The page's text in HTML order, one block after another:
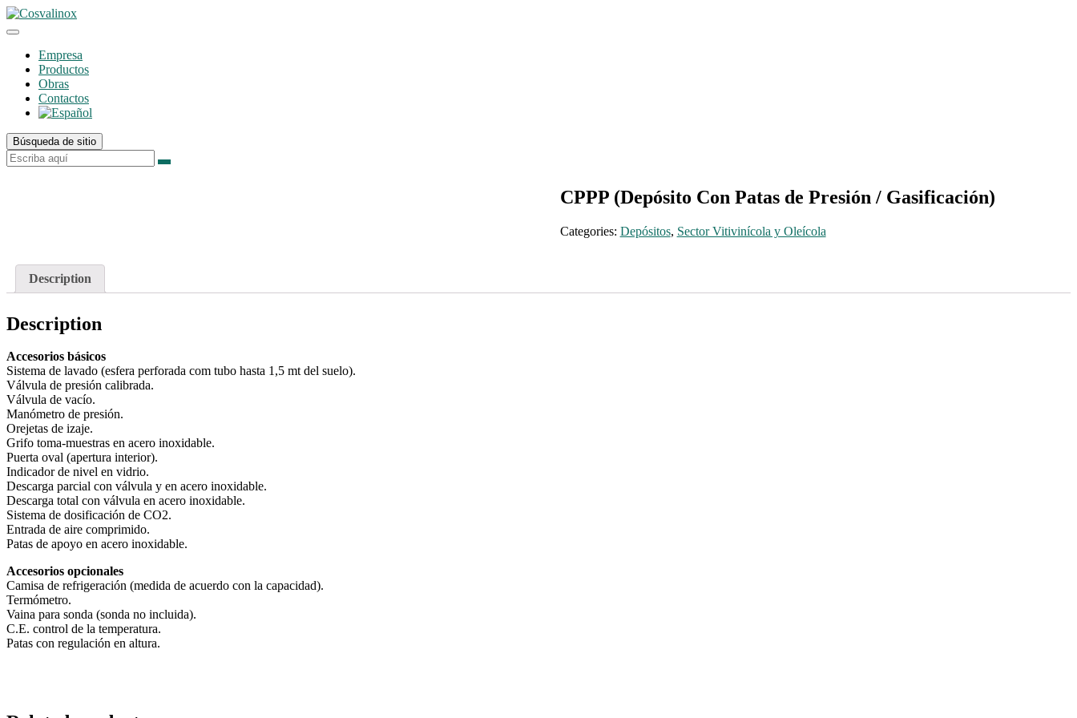
Empresa
Productos
Obras
Contactos
Búsqueda de sitio
CPPP (Depósito Con Patas de Presión / Gasificación)
Categories: Depósitos, Sector Vitivinícola y Oleícola
Description
Description
Accesorios básicos
Sistema de lavado (esfera perforada com tubo hasta 1,5 mt del suelo).
Válvula de presión calibrada.
Válvula de vacío.
Manómetro de presión.
Orejetas de izaje.
Grifo toma-muestras en acero inoxidable.
Puerta oval (apertura interior).
Indicador de nivel en vidrio.
Descarga parcial con válvula y en acero inoxidable.
Descarga total con válvula en acero inoxidable.
Sistema de dosificación de CO2.
Entrada de aire comprimido.
Patas de apoyo en acero inoxidable.
Accesorios opcionales
Camisa de refrigeración (medida de acuerdo con la capacidad).
Termómetro.
Vaina para sonda (sonda no incluida).
C.E. control de la temperatura.
Patas con regulación en altura.